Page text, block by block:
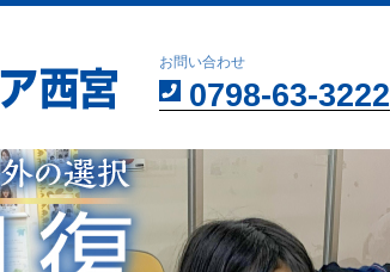
お問い合わせ
0798-63-3222